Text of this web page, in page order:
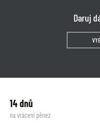
Daruj
14 dnů
na vrácení pěnez